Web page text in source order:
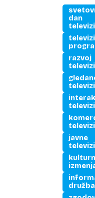
dan
razvoj
javne
družba